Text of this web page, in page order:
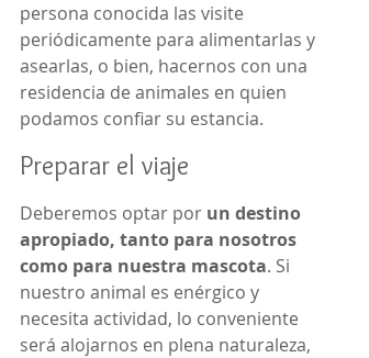
persona conocida las visite
periódicamente para alimentarlas y
asearlas, o bien, hacernos con una
residencia de animales en quien
podamos confiar su estancia.
Preparar el viaje
Deberemos optar por un destino
apropiado, tanto para nosotros
como para nuestra mascota. Si
nuestro animal es enérgico y
necesita actividad, lo conveniente
será alojarnos en plena naturaleza,